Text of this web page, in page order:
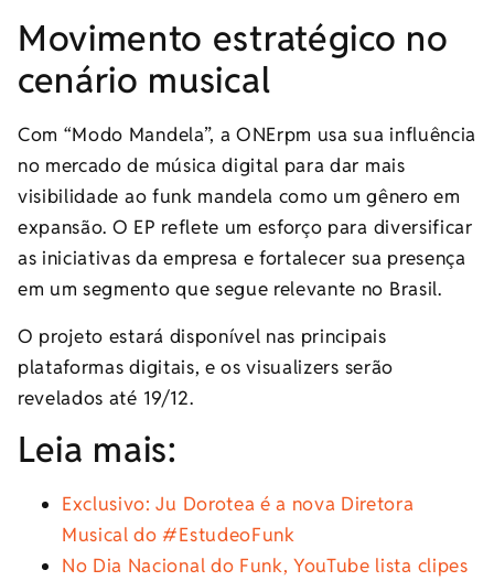
Movimento estratégico no
cenário musical
Com “Modo Mandela”, a ONErpm usa sua influência
no mercado de música digital para dar mais
visibilidade ao funk mandela como um gênero em
expansão. O EP reflete um esforço para diversificar
as iniciativas da empresa e fortalecer sua presença
em um segmento que segue relevante no Brasil.
O projeto estará disponível nas principais
plataformas digitais, e os visualizers serão
revelados até 19/12.
Leia mais:
Exclusivo: Ju Dorotea é a nova Diretora
Musical do #EstudeoFunk
No Dia Nacional do Funk, YouTube lista clipes